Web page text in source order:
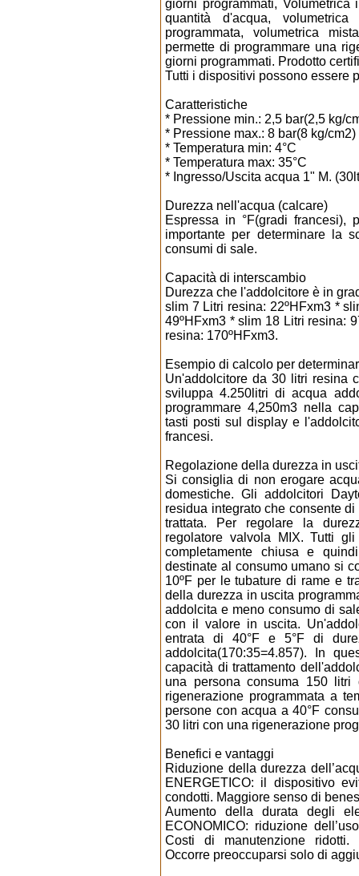
giorni programmati,
quantità d'acqua,
programmata, volumetrica
permette di programmare una
giorni programmati. Prodotto
Tutti i dispositivi possono essere
Caratteristiche
* Pressione min.: 2,5 bar(2,5 kg/
* Pressione max.: 8 bar(8 kg/cm2)
* Temperatura min: 4°C
* Temperatura max: 35°C
* Ingresso/Uscita acqua 1" M.
Durezza nell'acqua (calcare)
Espressa in °F(gradi francesi),
importante per determinare la
consumi di sale.
Capacità di interscambio
Durezza che l'addolcitore è in
slim 7 Litri resina: 22ºHFxm3 *
49ºHFxm3 * slim 18 Litri resina:
resina: 170ºHFxm3.
Esempio di calcolo per
Un'addolcitore da 30 litri resina
sviluppa 4.250litri di acqua
programmare 4,250m3 nella
tasti posti sul display e
francesi.
Regolazione della durezza in
Si consiglia di non erogare
domestiche. Gli addolcitori
residua integrato che consente
trattata. Per regolare la
regolatore valvola MIX. Tutti
completamente chiusa e
destinate al consumo umano si
10ºF per le tubature di rame e
della durezza in uscita
addolcita e meno consumo di
con il valore in uscita.
entrata di 40°F e 5°F di
addolcita(170:35=4.857). In
capacità di trattamento
una persona consuma 150
rigenerazione programmata a
persone con acqua a 40°F
30 litri con una rigenerazione
Benefici e vantaggi
Riduzione della durezza
ENERGETICO: il dispositivo
condotti. Maggiore senso di
Aumento della durata degli
ECONOMICO: riduzione
Costi di manutenzione ridotti.
Occorre preoccuparsi solo di